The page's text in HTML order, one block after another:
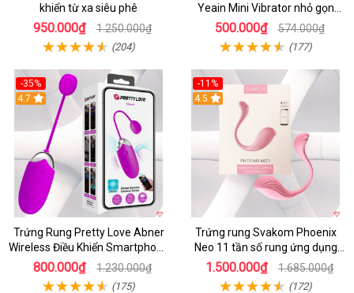
khiển từ xa siêu phê
950.000₫ 1.250.000₫
(204)
Yeain Mini Vibrator nhỏ gọn
sành điệu
500.000₫ 574.000₫
(177)
-35%
4.7
Trứng Rung Pretty Love Abner
Wireless Điều Khiển Smartphone
Giá Tốt
800.000₫ 1.230.000₫
(175)
-11%
4.5
Trứng rung Svakom Phoenix
Neo 11 tần số rung ứng dụng
app
1.500.000₫ 1.685.000₫
(172)